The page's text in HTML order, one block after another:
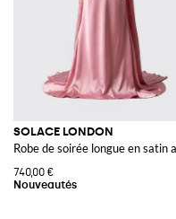
SOLACE LONDON
Robe de soirée longue en
740,00 €